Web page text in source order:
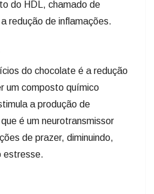
do HDL, chamado de
redução de inflamações.
do chocolate é a redução
um composto químico
a produção de
é um neurotransmissor
de prazer, diminuindo,
estresse.